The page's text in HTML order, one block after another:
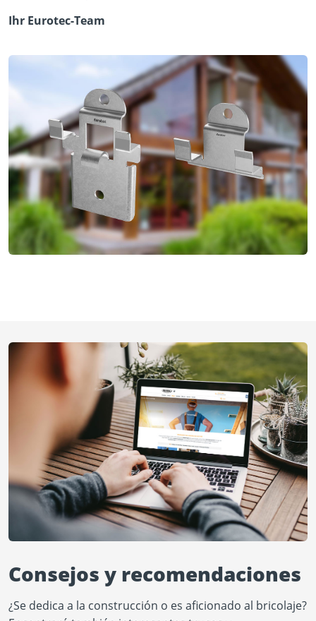
Ihr Eurotec-Team
Consejos y recomendaciones
¿Se dedica a la construcción o es aficionado al bricolaje?